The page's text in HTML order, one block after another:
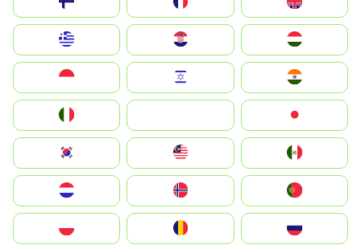
Magyarország
South Korea